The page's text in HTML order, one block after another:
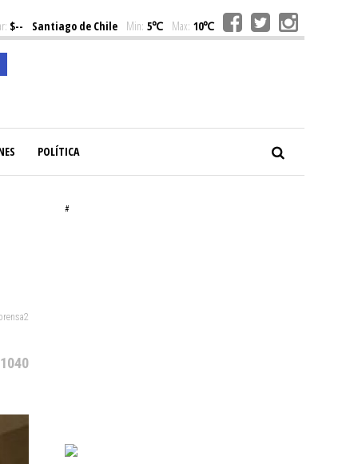
$-- Santiago de Chile Min: 5℃ Max: 10℃
POLÍTICA
#